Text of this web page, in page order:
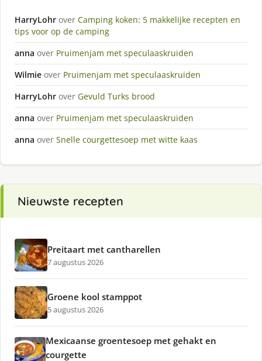
HarryLohr over Camping koken: 5 makkelijke recepten en
tips voor op de camping
anna over Pruimenjam met speculaaskruiden
Wilmie over Pruimenjam met speculaaskruiden
HarryLohr over Gevuld Turks brood
anna over Pruimenjam met speculaaskruiden
anna over Snelle courgettesoep met witte kaas
Nieuwste recepten
Preitaart met cantharellen
7 augustus 2026
Groene kool stamppot
5 augustus 2026
Mexicaanse groentesoep met gehakt en
courgette